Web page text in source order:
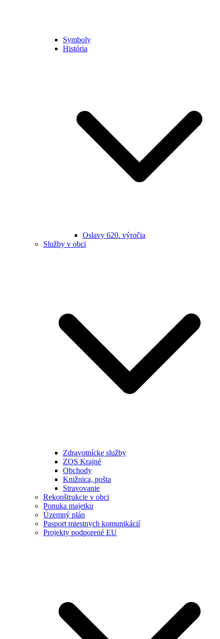
Symboly
História
Oslavy 620. výročia
Služby v obci
Zdravotnícke služby
ZOS Krajné
Obchody
Knižnica, pošta
Stravovanie
Rekonštrukcie v obci
Ponuka majetku
Územný plán
Pasport miestnych komunikácií
Projekty podporené EU